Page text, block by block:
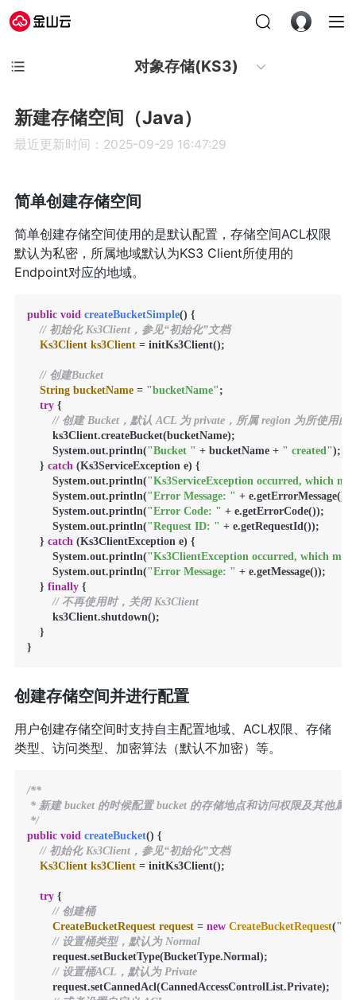
对象存储(KS3)
新建存储空间（Java）
最近更新时间：2025-09-29 16:47:29
简单创建存储空间
简单创建存储空间使用的是默认配置，存储空间ACL权限
默认为私密，所属地域默认为KS3 Client所使用的
Endpoint对应的地域。
public void createBucketSimple() {
// 初始化 Ks3Client，参见“初始化”文档
Ks3Client ks3Client = initKs3Client();
// 创建Bucket
String bucketName = "bucketName";
try {
// 创建 Bucket，默认 ACL 为 private，所属 region 为所使用的
        ks3Client.createBucket(bucketName);
        System.out.println(
"Bucket " + bucketName + " created");
    }
catch (Ks3ServiceException e) {
        System.out.println(
"Ks3ServiceException occurred, which
        System.out.println(
"Error Message: " + e.getErrorMessage());
        System.out.println(
"Error Code: " + e.getErrorCode());
        System.out.println(
"Request ID: " + e.getRequestId());
    }
catch (Ks3ClientException e) {
        System.out.println(
"Ks3ClientException occurred, which
        System.out.println(
"Error Message: " + e.getMessage());
    }
finally {
// 不再使用时，关闭 Ks3Client
        ks3Client.shutdown();
    }
}
创建存储空间并进行配置
用户创建存储空间时支持自主配置地域、ACL权限、存储
类型、访问类型、加密算法（默认不加密）等。
/**
* 新建 bucket 的时候配置 bucket 的存储地点和访问权限及其他属性
*/
public void createBucket() {
// 初始化 Ks3Client，参见“初始化”文档
Ks3Client ks3Client = initKs3Client();
try {
// 创建桶
CreateBucketRequest request = new CreateBucketRequest(
// 设置桶类型，默认为 Normal
        request.setBucketType(BucketType.Normal);
// 设置桶ACL，默认为 Private
        request.setCannedAcl(CannedAccessControlList.Private);